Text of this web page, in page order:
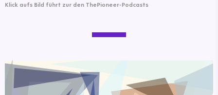
Klick aufs Bild führt zur den ThePioneer-Podcasts